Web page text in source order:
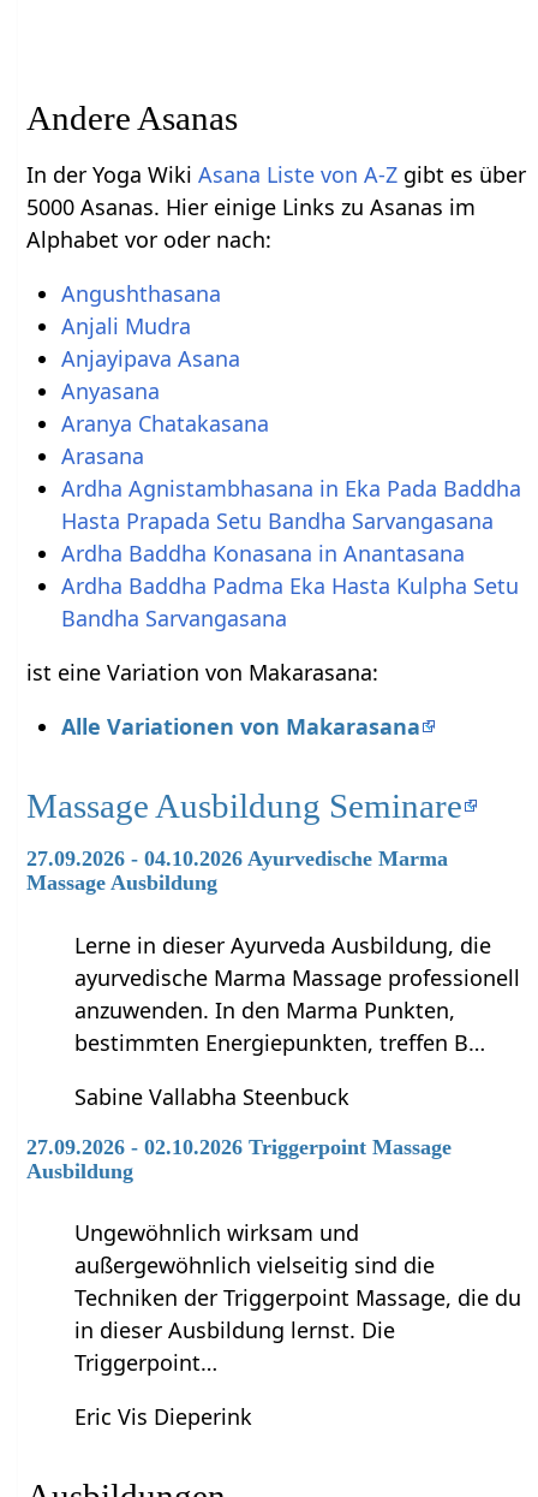
Andere Asanas
In der Yoga WikiAsana Liste von A-Z gibt es über
5000 Asanas. Hier einige Links zu Asanas im
Alphabet vor oder nach:
Angushthasana
Anjali Mudra
Anjayipava Asana
Anyasana
Aranya Chatakasana
Arasana
Ardha Agnistambhasana in Eka Pada Baddha
Hasta Prapada Setu Bandha Sarvangasana
Ardha Baddha Konasana in Anantasana
Ardha Baddha Padma Eka Hasta Kulpha Setu
Bandha Sarvangasana
ist eine Variation von Makarasana:
Alle Variationen von Makarasana
Massage Ausbildung Seminare
27.09.2026 - 04.10.2026 Ayurvedische Marma
Massage Ausbildung
Lerne in dieser Ayurveda Ausbildung, die
ayurvedische Marma Massage professionell
anzuwenden. In den Marma Punkten,
bestimmten Energiepunkten, treffen B…
Sabine Vallabha Steenbuck
27.09.2026 - 02.10.2026 Triggerpoint Massage
Ausbildung
Ungewöhnlich wirksam und
außergewöhnlich vielseitig sind die
Techniken der Triggerpoint Massage, die du
in dieser Ausbildung lernst. Die
Triggerpoint…
Eric Vis Dieperink